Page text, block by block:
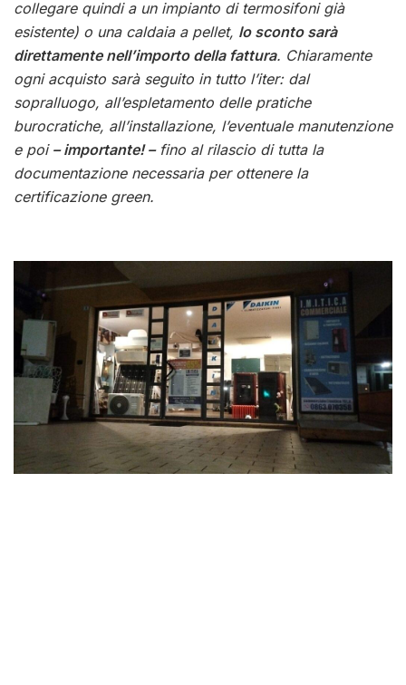
collegare quindi a un impianto di termosifoni già
esistente) o una caldaia a pellet, lo sconto sarà
direttamente nell’importo della fattura. Chiaramente
ogni acquisto sarà seguito in tutto l’iter: dal
sopralluogo, all’espletamento delle pratiche
burocratiche, all’installazione, l’eventuale manutenzione
e poi – importante! –fino al rilascio di tutta la
documentazione necessaria per ottenere la
certificazione green.